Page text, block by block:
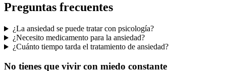
Preguntas frecuentes
¿La ansiedad se puede tratar con psicología?
¿Necesito medicamento para la ansiedad?
¿Cuánto tiempo tarda el tratamiento de ansiedad?
No tienes que vivir con miedo constante